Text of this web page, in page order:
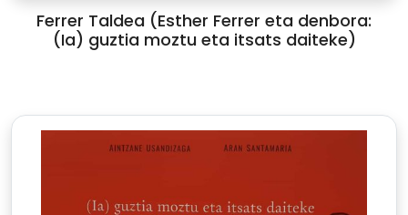
Ferrer Taldea (Esther Ferrer eta denbora:
(Ia) guztia moztu eta itsats daiteke)